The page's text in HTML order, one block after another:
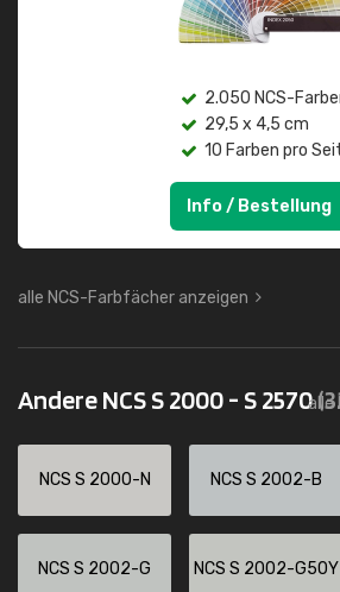
2.050 NCS-
29,5 x 4,5 cm
10 Farben pro
Info / Bestellung
alle NCS-Farbfächer anzeigen
Andere NCS S 2000 - S 2570alle
NCS S 2000-N NCS S 2002-B
NCS S 2002-G NCS S 2002-G50Y